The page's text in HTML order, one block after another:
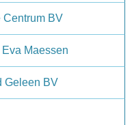
Centrum BV
Maessen
Geleen BV